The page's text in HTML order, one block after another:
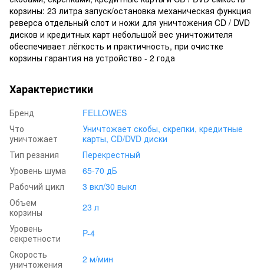
корзины: 23 литра запуск/остановка механическая функция
реверса отдельный слот и ножи для уничтожения CD / DVD
дисков и кредитных карт небольшой вес уничтожителя
обеспечивает лёгкость и практичность, при очистке
корзины гарантия на устройство - 2 года
Характеристики
Бренд
FELLOWES
Что
уничтожает
Уничтожает скобы, скрепки, кредитные
карты, CD/DVD диски
Тип резания
Перекрестный
Уровень шума
65-70 дБ
Рабочий цикл
3 вкл/30 выкл
Объем
корзины
23 л
Уровень
секретности
P-4
Скорость
уничтожения
2 м/мин